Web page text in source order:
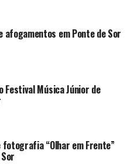
afogamentos em Ponte de Sor
Festival Música Júnior de
fotografia “Olhar em Frente”